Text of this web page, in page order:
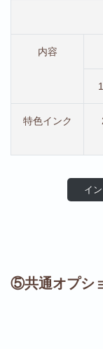
内容
特色インク
イ
⑤共通オプシ